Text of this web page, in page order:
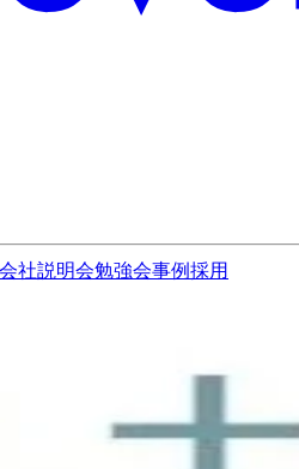
会社説明会勉強会事例採用